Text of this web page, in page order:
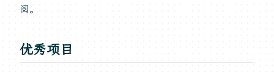
阅。
优秀项目